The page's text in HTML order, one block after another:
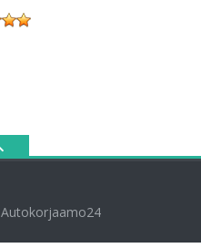
Autokorjaamo24